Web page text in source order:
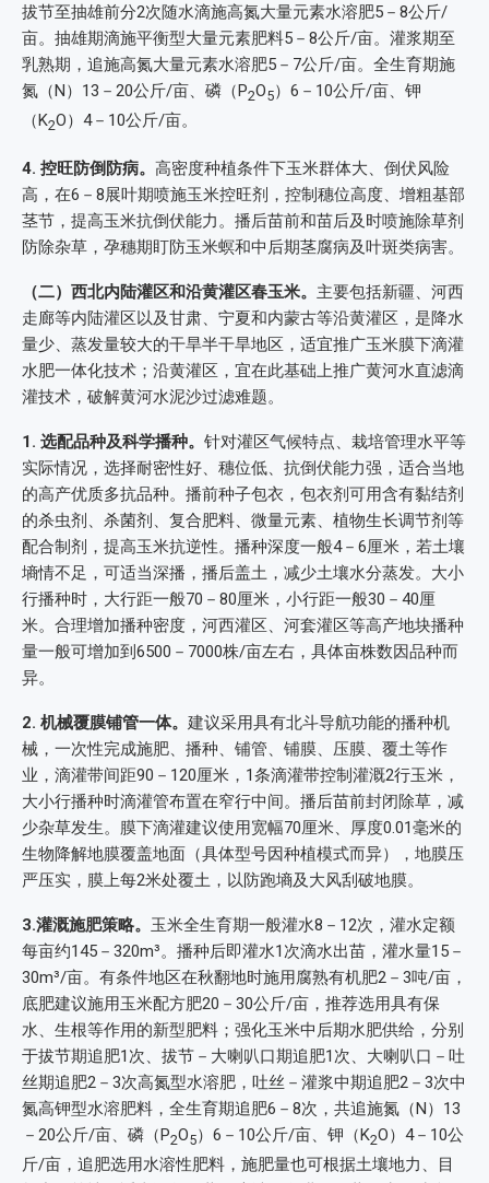
拔节至抽雄前分2次随水滴施高氮大量元素水溶肥5－8公斤/
亩。抽雄期滴施平衡型大量元素肥料5－8公斤/亩。灌浆期至
乳熟期，追施高氮大量元素水溶肥5－7公斤/亩。全生育期施
氮（N）13－20公斤/亩、磷（P2O5）6－10公斤/亩、钾
（K2O）4－10公斤/亩。
4. 控旺防倒防病。 高密度种植条件下玉米群体大、倒伏风险
高，在6－8展叶期喷施玉米控旺剂，控制穗位高度、增粗基部
茎节，提高玉米抗倒伏能力。播后苗前和苗后及时喷施除草剂
防除杂草，孕穗期盯防玉米螟和中后期茎腐病及叶斑类病害。
（二）西北内陆灌区和沿黄灌区春玉米。 主要包括新疆、河西
走廊等内陆灌区以及甘肃、宁夏和内蒙古等沿黄灌区，是降水
量少、蒸发量较大的干旱半干旱地区，适宜推广玉米膜下滴灌
水肥一体化技术；沿黄灌区，宜在此基础上推广黄河水直滤滴
灌技术，破解黄河水泥沙过滤难题。
1. 选配品种及科学播种。 针对灌区气候特点、栽培管理水平等
实际情况，选择耐密性好、穗位低、抗倒伏能力强，适合当地
的高产优质多抗品种。播前种子包衣，包衣剂可用含有黏结剂
的杀虫剂、杀菌剂、复合肥料、微量元素、植物生长调节剂等
配合制剂，提高玉米抗逆性。播种深度一般4－6厘米，若土壤
墒情不足，可适当深播，播后盖土，减少土壤水分蒸发。大小
行播种时，大行距一般70－80厘米，小行距一般30－40厘
米。合理增加播种密度，河西灌区、河套灌区等高产地块播种
量一般可增加到6500－7000株/亩左右，具体亩株数因品种而
异。
2. 机械覆膜铺管一体。 建议采用具有北斗导航功能的播种机
械，一次性完成施肥、播种、铺管、铺膜、压膜、覆土等作
业，滴灌带间距90－120厘米，1条滴灌带控制灌溉2行玉米，
大小行播种时滴灌管布置在窄行中间。播后苗前封闭除草，减
少杂草发生。膜下滴灌建议使用宽幅70厘米、厚度0.01毫米的
生物降解地膜覆盖地面（具体型号因种植模式而异），地膜压
严压实，膜上每2米处覆土，以防跑墒及大风刮破地膜。
3.灌溉施肥策略。 玉米全生育期一般灌水8－12次，灌水定额
每亩约145－320m³。播种后即灌水1次滴水出苗，灌水量15－
30m³/亩。有条件地区在秋翻地时施用腐熟有机肥2－3吨/亩，
底肥建议施用玉米配方肥20－30公斤/亩，推荐选用具有保
水、生根等作用的新型肥料；强化玉米中后期水肥供给，分别
于拔节期追肥1次、拔节－大喇叭口期追肥1次、大喇叭口－吐
丝期追肥2－3次高氮型水溶肥，吐丝－灌浆中期追肥2－3次中
氮高钾型水溶肥料，全生育期追肥6－8次，共追施氮（N）13
－20公斤/亩、磷（P2O5）6－10公斤/亩、钾（K2O）4－10公
斤/亩，追肥选用水溶性肥料，施肥量也可根据土壤地力、目